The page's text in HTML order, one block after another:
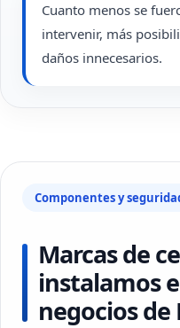
Cuanto menos se
intervenir, más
daños innecesarios.
Componentes y
Marcas de
instalamos
negocios de